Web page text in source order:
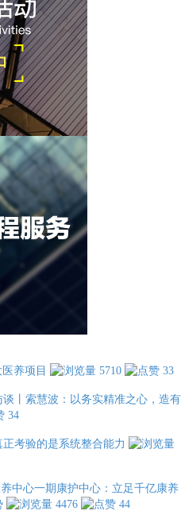
养项目 5710 33
丨索慧波：以务实精准之心，造有
34
考验的是系统整合能力
中心一期康护中心：立足千亿康养
4476 44